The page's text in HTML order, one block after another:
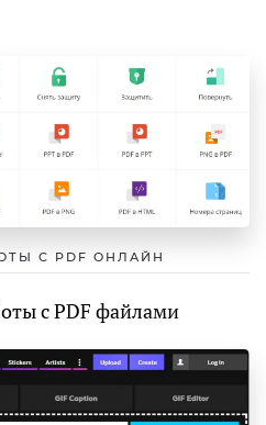
С PDF ОНЛАЙН
с PDF файлами